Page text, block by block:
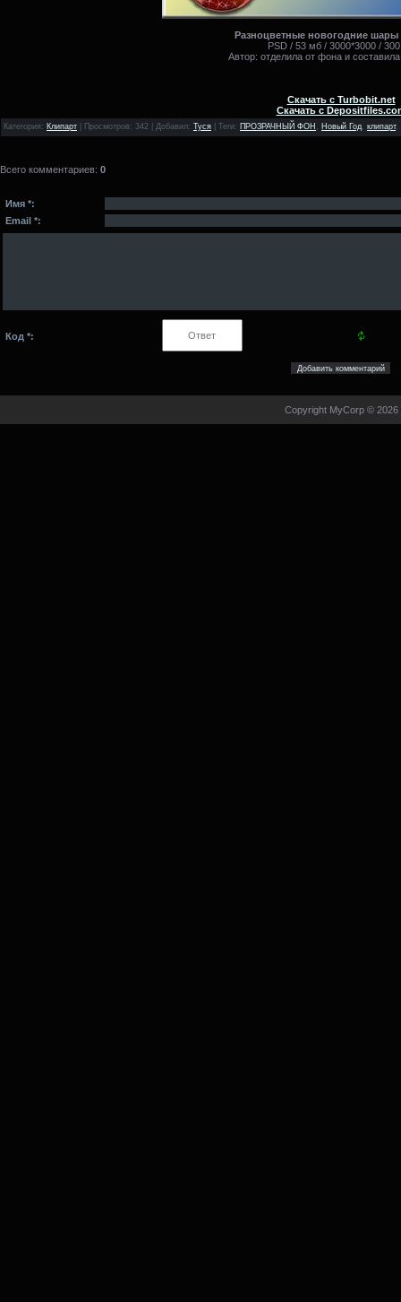
Разноцветные новогодние шары
PSD / 53 мб / 3000*3000 / 300
Автор: отделила от фона и
Скачать с Turbobit.net
Скачать с
Категория : Клипарт Просмотров: 342 | Добавил: Туся Теги: ПРОЗРАЧНЫЙ ФОН , Новый Год, клипарт,
Всего комментариев: 0
Имя *:
Email *:
Код *:
Copyright MyCorp © 2026